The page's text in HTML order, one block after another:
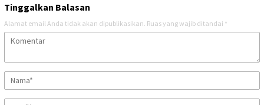
Tinggalkan Balasan
Alamat email Anda tidak akan dipublikasikan. Ruas yang wajib ditandai *